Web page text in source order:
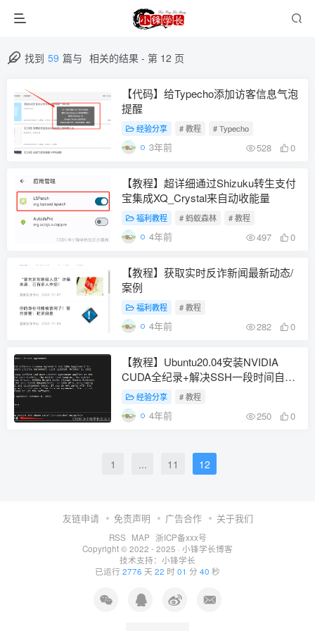
找到 59 篇与 相关的结果 - 第 12 页
【代码】给Typecho添加访客信息气泡
提醒
经验分享 # 教程 # Typecho
3年前 528 0
【教程】超详细通过Shizuku转生支付
宝集成XQ_Crystal来自动收能量
福利教程 # 蚂蚁森林 # 教程
4年前 497 0
【教程】获取实时反诈新闻最新动态/
案例
福利教程 # 教程
4年前 282 0
【教程】Ubuntu20.04安装NVIDIA
CUDA全纪录+解决SSH一段时间自动
断开报Destination Host Unreachable
经验分享 # 教程
4年前 250 0
1 ... 11 12
友链申请 免责声明 广告合作 关于我们
RSS MAP 浙ICP备xxx号
Copyright © 2022 - 2025 · 小锋学长博客
技术支持： 小锋学长
已运行 2776 天 22 时 01 分 40 秒